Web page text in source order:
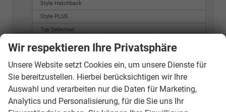
Style Hatchback
Style PLUS
Top Selection
Tour de France
Kamiq
Classic
Wir respektieren Ihre Privatsphäre
Unsere Website setzt Cookies ein, um unsere Dienste für
Sie bereitzustellen. Hierbei berücksichtigen wir Ihre
Auswahl und verarbeiten nur die Daten für Marketing,
Analytics und Personalisierung, für die Sie uns Ihr